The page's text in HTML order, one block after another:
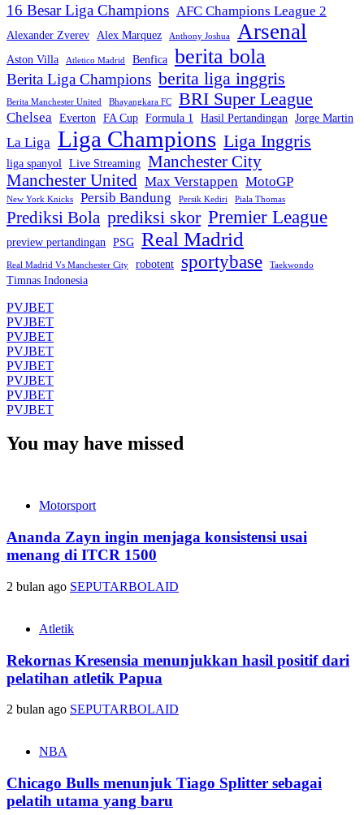
16 Besar Liga Champions AFC Champions League 2
Alexander Zverev Alex Marquez Anthony Joshua Arsenal
Aston Villa Atletico Madrid Benfica berita bola
Berita Liga Champions berita liga inggris
Berita Manchester United Bhayangkara FC BRI Super League
Chelsea Everton FA Cup Formula 1 Hasil Pertandingan Jorge Martin
La Liga Liga Champions Liga Inggris
liga spanyol Live Streaming Manchester City
Manchester United Max Verstappen MotoGP
New York Knicks Persib Bandung Persik Kediri Piala Thomas
Prediksi Bola prediksi skor Premier League
preview pertandingan PSG Real Madrid
Real Madrid Vs Manchester City robotent sportybase Taekwondo
Timnas Indonesia
PVJBET
PVJBET
PVJBET
PVJBET
PVJBET
PVJBET
PVJBET
PVJBET
You may have missed
Motorsport
Ananda Zayn ingin menjaga konsistensi usai
menang di ITCR 1500
2 bulan ago SEPUTARBOLAID
Atletik
Rekornas Kresensia menunjukkan hasil positif dari
pelatihan atletik Papua
2 bulan ago SEPUTARBOLAID
NBA
Chicago Bulls menunjuk Tiago Splitter sebagai
pelatih utama yang baru